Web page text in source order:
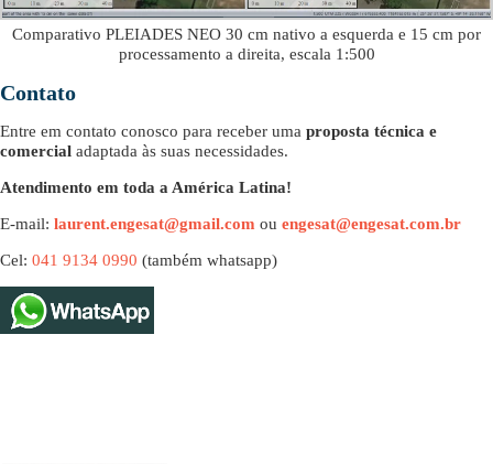
Comparativo PLEIADES NEO 30 cm nativo a esquerda e 15 cm por
processamento a direita, escala 1:500
Contato
Entre em contato conosco para receber uma proposta técnica e
comercial adaptada às suas necessidades.
Atendimento em toda a América Latina!
E-mail: laurent.engesat@gmail.com ou engesat@engesat.com.br
Cel: 041 9134 0990 (também whatsapp)